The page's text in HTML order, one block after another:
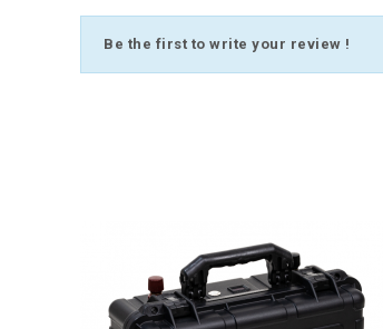
Be the first to write your review !